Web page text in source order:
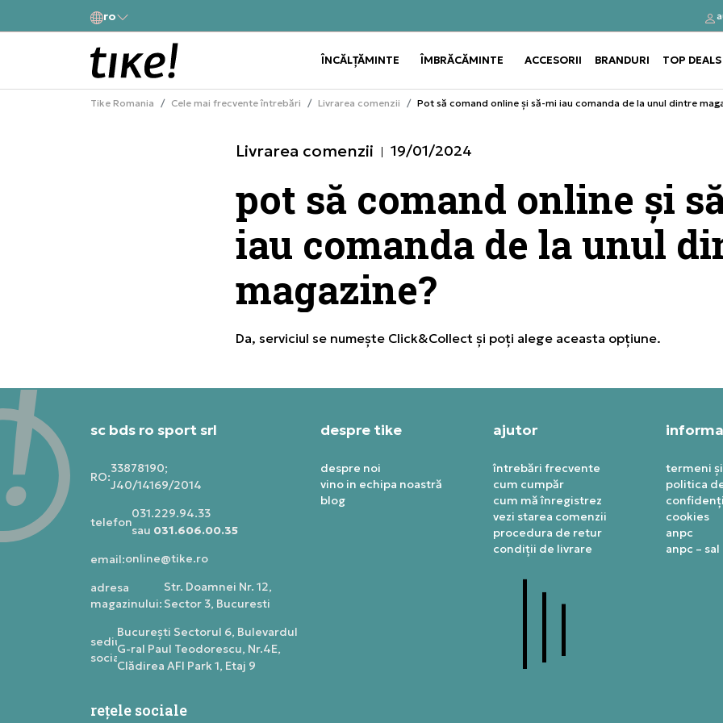
ro
fără dobândă cu
ÎNCĂLȚĂMINTE Use shift+Enter to open or close
ÎMBRĂCĂMINTE Use shift+Enter to open or close
ACCESORII BRANDURI TOP DEALS
Tike Romania Cele mai frecvente întrebări Livrarea comenzii Pot să comand online și să-mi iau comanda de la unul dintre
Livrarea comenzii 19/01/2024
pot să comand online și
iau comanda de la unul
magazine?
Da, serviciul se numește Click&Collect și poți alege aceasta opțiune.
sc bds ro sport srl
RO:
33878190;
J40/14169/2014
telefon:
031.229.94.33
sau 031.606.00.35
email:online@tike.ro
adresa
magazinului:
Str. Doamnei Nr. 12,
Sector 3, Bucuresti
sediu
social:
Bucureşti Sectorul 6, Bulevardul
G-ral Paul Teodorescu, Nr.4E,
Clădirea AFI Park 1, Etaj 9
despre tike
despre noi
vino in echipa noastră
blog
ajutor
întrebări frecvente
cum cumpăr
cum mă înregistrez
vezi starea comenzii
procedura de retur
condiții de livrare
termeni
politica
cookies
anpc
anpc – sal
rețele sociale